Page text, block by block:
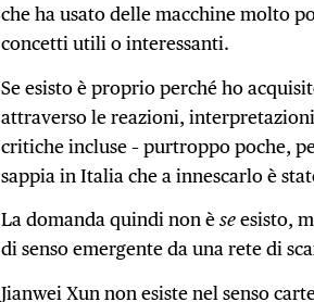
che ha usato delle macchine molto
concetti utili o interessanti.
Se esisto è proprio perché ho
attraverso le reazioni,
critiche incluse – purtroppo poche,
sappia in Italia che a innescarlo è
La domanda quindi non èseesisto,
di senso emergente da una rete di
Jianwei Xun non esiste nel senso